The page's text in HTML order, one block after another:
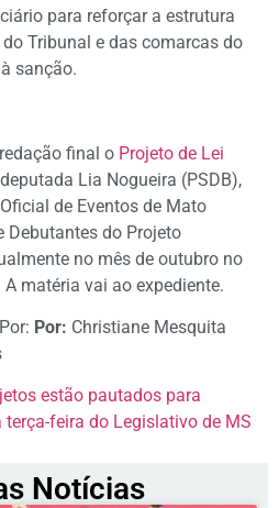
para reforçar a estrutura
Tribunal e das comarcas do
sanção.
final o Projeto de Lei
Lia Nogueira (PSDB),
de Eventos de Mato
Debutantes do Projeto
no mês de outubro no
matéria vai ao expediente.
Por: Christiane Mesquita
estão pautados para
feira do Legislativo de MS
Notícias